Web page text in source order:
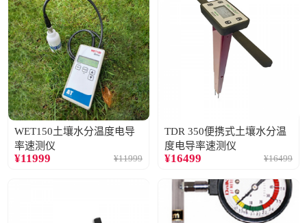
WET150土壤水分温度电导
率速测仪
¥11999 ¥11999
TDR 350便携式土壤水分温
度电导率速测仪
¥16499 ¥16499